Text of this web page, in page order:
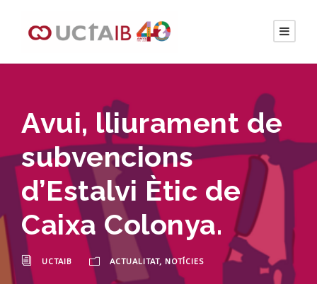
Avui, lliurament de
subvencions
d’Estalvi Ètic de
Caixa Colonya.
UCTAIB ACTUALITAT, NOTÍCIES